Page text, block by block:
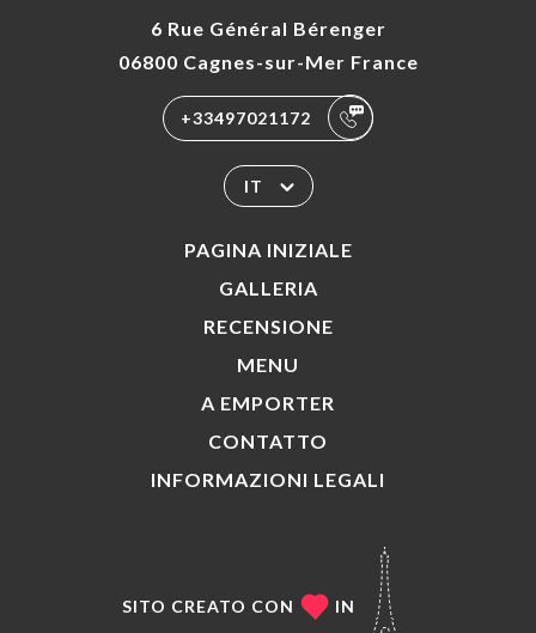
6 Rue Général Bérenger
06800 Cagnes-sur-Mer France
+33497021172
IT
PAGINA INIZIALE
GALLERIA
RECENSIONE
MENU
A EMPORTER
CONTATTO
INFORMAZIONI LEGALI
SITO CREATO CON IN